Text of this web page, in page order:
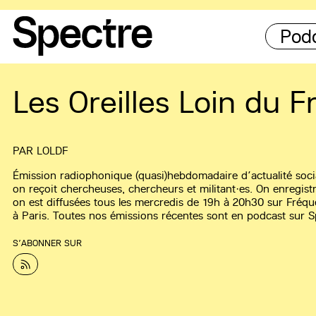
Les Oreilles Loin du
PAR LOLDF
Émission radiophonique (quasi)hebdomadaire d’actualité
on reçoit chercheuses, chercheurs et militant·es. On
on est diffusées tous les mercredis de 19h à 20h30 sur
à Paris. Toutes nos émissions récentes sont en podcast sur
S’ABONNER SUR